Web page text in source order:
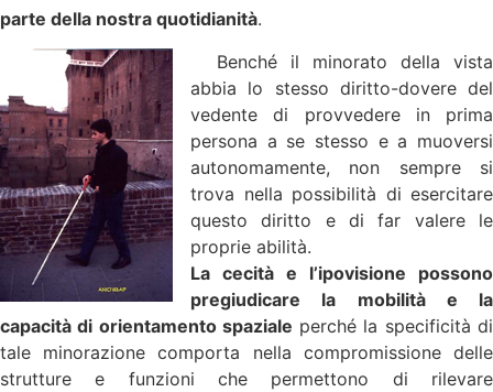
parte della nostra quotidianità.
Benché il minorato della vista
abbia lo stesso diritto-dovere del
vedente di provvedere in prima
persona a se stesso e a muoversi
autonomamente, non sempre si
trova nella possibilità di esercitare
questo diritto e di far valere le
proprie abilità.
La cecità e l’ipovisione possono
pregiudicare la mobilità e la
capacità di orientamento spaziale perché la specificità di
tale minorazione comporta nella compromissione delle
strutture e funzioni che permettono di rilevare